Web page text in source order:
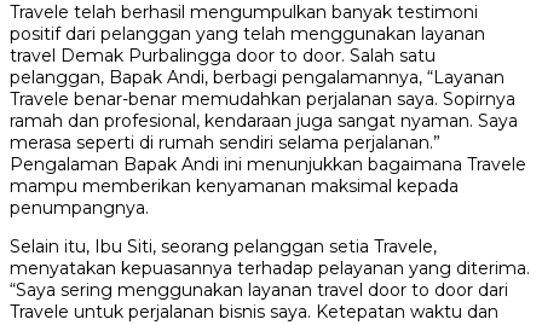
Travele telah berhasil mengumpulkan banyak testimoni
positif dari pelanggan yang telah menggunakan layanan
travel Demak Purbalingga door to door. Salah satu
pelanggan, Bapak Andi, berbagi pengalamannya, “Layanan
Travele benar-benar memudahkan perjalanan saya. Sopirnya
ramah dan profesional, kendaraan juga sangat nyaman. Saya
merasa seperti di rumah sendiri selama perjalanan.”
Pengalaman Bapak Andi ini menunjukkan bagaimana Travele
mampu memberikan kenyamanan maksimal kepada
penumpangnya.
Selain itu, Ibu Siti, seorang pelanggan setia Travele,
menyatakan kepuasannya terhadap pelayanan yang diterima.
“Saya sering menggunakan layanan travel door to door dari
Travele untuk perjalanan bisnis saya. Ketepatan waktu dan